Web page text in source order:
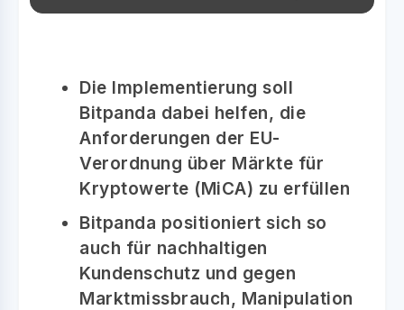
Die Implementierung soll
Bitpanda dabei helfen, die
Anforderungen der EU-
Verordnung über Märkte für
Kryptowerte (MiCA) zu erfüllen
Bitpanda positioniert sich so
auch für nachhaltigen
Kundenschutz und gegen
Marktmissbrauch, Manipulation